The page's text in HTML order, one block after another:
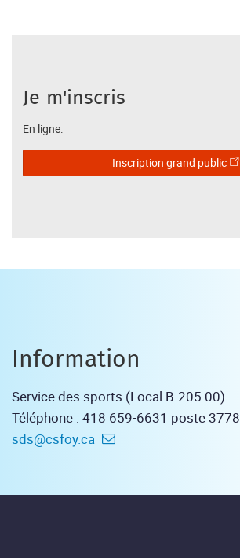
Je m'inscris
En ligne:
Inscription grand public
Information
Service des sports (Local B-205.00)
Téléphone : 418 659-6631 poste 3778
sds@csfoy.ca